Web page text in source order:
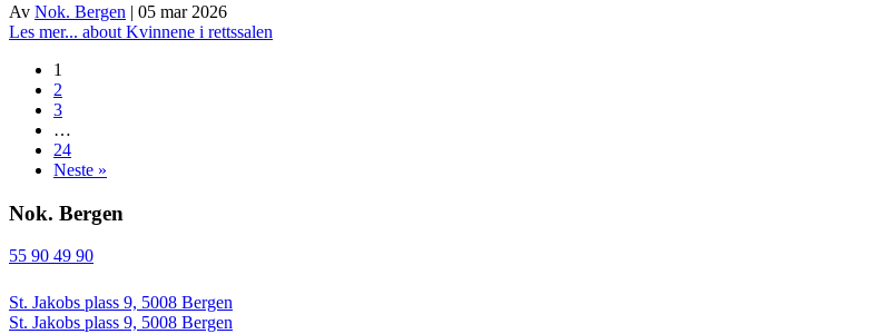
Av Nok. Bergen | 05 mar 2026
Les mer... about Kvinnene i rettssalen
1
2
3
…
24
Neste »
Nok. Bergen
55 90 49 90
St. Jakobs plass 9, 5008 Bergen
St. Jakobs plass 9, 5008 Bergen